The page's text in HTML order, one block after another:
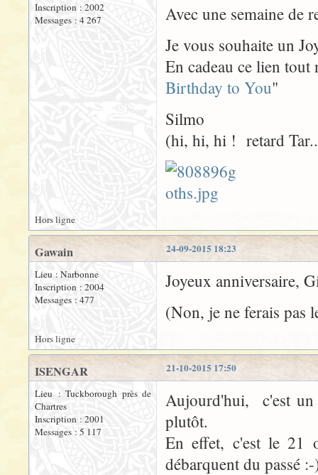
Inscription : 2002
Messages : 4 267
Avec une semaine de
Je vous souhaite un
En cadeau ce lien
Birthday to You"
Silmo
(hi, hi, hi ! retard
Hors ligne
24-09-2015 18:23
Gawain
Lieu : Narbonne
Inscription : 2004
Messages : 477
Joyeux anniversaire,
(Non, je ne ferais pas
Hors ligne
21-10-2015 17:50
ISENGAR
Lieu : Tuckborough près de
Chartres
Inscription : 2001
Messages : 5 117
Aujourd'hui, c'est un
plutôt.
En effet, c'est le 21
débarquent du passé